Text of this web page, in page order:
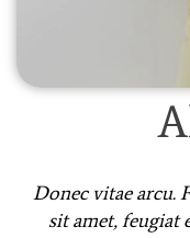
Donec vitae arcu.
sit amet, feugiat